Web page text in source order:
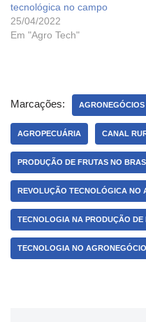
tecnológica no campo
25/04/2022
Em "Agro Tech"
Marcações: AGRONEGÓCIOS
AGROPECUÁRIA CANAL
PRODUÇÃO DE FRUTAS NO
REVOLUÇÃO TECNOLÓGICA NO
TECNOLOGIA NA PRODUÇÃO DE
TECNOLOGIA NO AGRONEGÓCIO